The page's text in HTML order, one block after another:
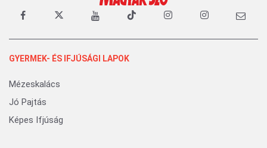
GYERMEK- ÉS IFJÚSÁGI LAPOK
Mézeskalács
Jó Pajtás
Képes Ifjúság